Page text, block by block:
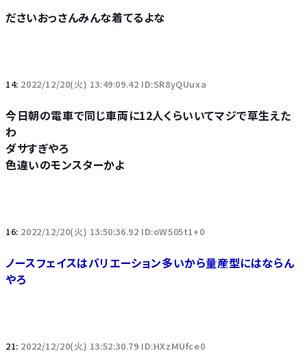
ださいおっさんみんな着てるよな
14: 2022/12/20(火) 13:49:09.42 ID:SR8yQUuxa
今日朝の電車で同じ車両に12人くらいいてマジで草生えた
わ
ダサすぎやろ
色違いのモンスターかよ
16: 2022/12/20(火) 13:50:36.92 ID:oW505t1+0
ノースフェイスはバリエーション多いから量産型にはならん
やろ
21: 2022/12/20(火) 13:52:30.79 ID:HXzMUfce0